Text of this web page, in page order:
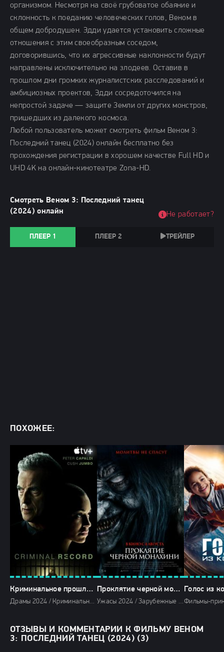
организмом. Несмотря на своё грубоватое обаяние и
склонность к поеданию человеческих голов, Веном в
общем добродушен. Эдди удается установить сложные
отношения с этим своеобразным соседом,
договорившись, что их агрессивные наклонности будут
направлены исключительно на злодеев. Оставив в
прошлом дни громких журналистских расследований и
амбициозных проектов, Эдди сосредоточился на
непростой задаче — защите Земли от других монстров,
пришедших из далекого космоса.
Любой пользователь может смотреть фильм Веном 3:
Последний танец (2024) онлайн бесплатно без
прохождения регистрации в хорошем качестве Full HD и
UHD 4K на онлайн-кинотеатре Zona-HD.
Смотреть Веном 3: Последний танец
(2024) онлайн
ПЛЕЕР 1 ПЛЕЕР 2 ТРЕЙЛЕР
Не работает?
ПОХОЖЕЕ:
Криминальное прошлое (2024)
Драмы 2024 / Криминальные фильмы 2024 / Триллеры 2024 / Сериалы 2024 / Новинки сериалов 2024 / Фильмы 2024 / Сериалы в озвучке HDrezka Studio / Смотреть фильмы онлайн
Проклятие черной монахини (2024)
Ужасы 2024 / Зарубежные фильмы 2024 / Новинки кино 2024 / Последние фильмы 2024 / Фильмы лета 2024 / Фильмы 2024 / Смотреть фильмы онлайн
Голос из
ОТЗЫВЫ И КОММЕНТАРИИ К ФИЛЬМУ ВЕНОМ
3: ПОСЛЕДНИЙ ТАНЕЦ (2024) (3)